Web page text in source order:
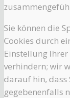
Sie können die
Cookies durch
Einstellung
verhindern; wir
darauf hin, dass
gegebenenfalls